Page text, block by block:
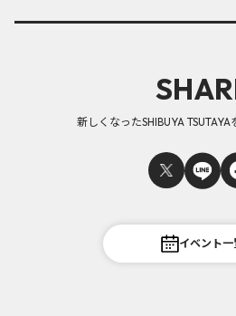
新しくなったSHIBUYA
イベント一